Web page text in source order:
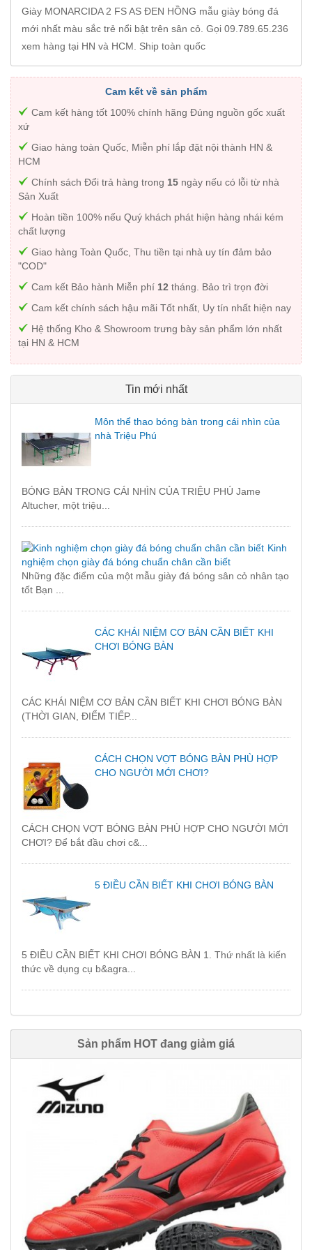
Giày MONARCIDA 2 FS AS ĐEN HỒNG mẫu giày bóng đá
mới nhất màu sắc trẻ nổi bật trên sân cỏ. Gọi 09.789.65.236
xem hàng tại HN và HCM. Ship toàn quốc
Cam kết về sản phẩm
Cam kết hàng tốt 100% chính hãng Đúng nguồn gốc xuất
xứ
Giao hàng toàn Quốc, Miễn phí lắp đặt nội thành HN &
HCM
Chính sách Đổi trả hàng trong 15 ngày nếu có lỗi từ nhà
Sản Xuất
Hoàn tiền 100% nếu Quý khách phát hiện hàng nhái kém
chất lượng
Giao hàng Toàn Quốc, Thu tiền tại nhà uy tín đảm bảo
"COD"
Cam kết Bảo hành Miễn phí 12 tháng. Bảo trì trọn đời
Cam kết chính sách hậu mãi Tốt nhất, Uy tín nhất hiện nay
Hệ thống Kho & Showroom trưng bày sản phẩm lớn nhất
tại HN & HCM
Tin mới nhất
Môn thể thao bóng bàn trong cái nhìn của
nhà Triệu Phú
BÓNG BÀN TRONG CÁI NHÌN CỦA TRIỆU PHÚ Jame
Altucher, một triệu...
Kinh
nghiệm chọn giày đá bóng chuẩn chân cần biết
Những đặc điểm của một mẫu giày đá bóng sân cỏ nhân tạo
tốt Bạn ...
CÁC KHÁI NIỆM CƠ BẢN CẦN BIẾT KHI
CHƠI BÓNG BÀN
CÁC KHÁI NIỆM CƠ BẢN CẦN BIẾT KHI CHƠI BÓNG BÀN
(THỜI GIAN, ĐIỂM TIẾP...
CÁCH CHỌN VỢT BÓNG BÀN PHÙ HỢP
CHO NGƯỜI MỚI CHƠI?
CÁCH CHỌN VỢT BÓNG BÀN PHÙ HỢP CHO NGƯỜI MỚI
CHƠI? Để bắt đầu chơi c&...
5 ĐIỀU CẦN BIẾT KHI CHƠI BÓNG BÀN
5 ĐIỀU CẦN BIẾT KHI CHƠI BÓNG BÀN 1. Thứ nhất là kiến
thức về dụng cụ b&agra...
Sản phẩm HOT đang giảm giá